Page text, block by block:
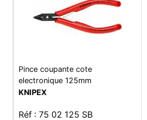
Pince coupante cote
electronique 125mm
KNIPEX
Réf : 75 02 125 SB